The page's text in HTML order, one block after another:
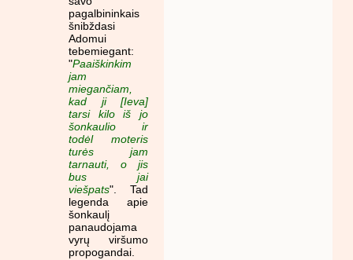
pagalbininkais
šnibždasi
Adomui
tebemiegant:
"Paaiškinkim
jam
miegančiam,
kad ji [Ieva]
tarsi kilo iš jo
šonkaulio ir
todėl moteris
turės jam
tarnauti, o jis
bus jai
viešpats". Tad
legenda apie
šonkaulį
panaudojama
vyrų viršumo
propogandai.